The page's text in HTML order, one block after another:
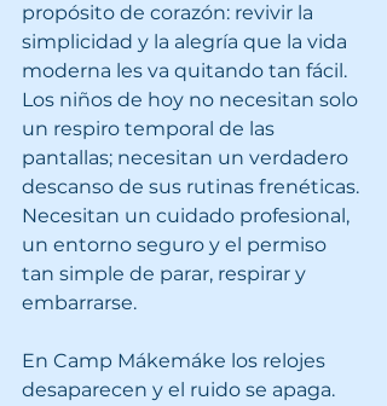
propósito de corazón: revivir la
simplicidad y la alegría que la vida
moderna les va quitando tan fácil.
Los niños de hoy no necesitan solo
un respiro temporal de las
pantallas; necesitan un verdadero
descanso de sus rutinas frenéticas.
Necesitan un cuidado profesional,
un entorno seguro y el permiso
tan simple de parar, respirar y
embarrarse.
En Camp Mákemáke los relojes
desaparecen y el ruido se apaga.